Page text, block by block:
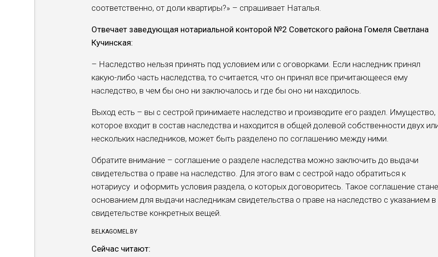
соответственно, от доли квартиры?» – спрашивает Наталья.
Отвечает заведующая нотариальной конторой №2 Советского района Гомеля Светлана
Кучинская:
– Наследство нельзя принять под условием или с оговорками. Если наследник принял
какую-либо часть наследства, то считается, что он принял все причитающееся ему
наследство, в чем бы оно ни заключалось и где бы оно ни находилось.
Выход есть – вы с сестрой принимаете наследство и производите его раздел. Имущество,
которое входит в состав наследства и находится в общей долевой собственности двух
нескольких наследников, может быть разделено по соглашению между ними.
Обратите внимание – соглашение о разделе наследства можно заключить до выдачи
свидетельства о праве на наследство. Для этого вам с сестрой надо обратиться к
нотариусу и оформить условия раздела, о которых договоритесь. Такое соглашение
основанием для выдачи наследникам свидетельства о праве на наследство c указанием в
свидетельстве конкретных вещей.
BELKAGOMEL.BY
Сейчас читают: